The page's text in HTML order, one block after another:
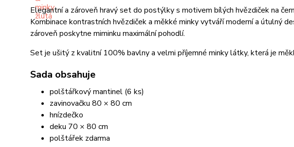
Elegantní a zároveň hravý set do postýlky s motivem bílých hvězdiček na
Kombinace kontrastních hvězdiček a měkké minky vytváří moderní a útulný
zároveň poskytne miminku maximální pohodlí.
Set je ušitý z kvalitní 100% bavlny a velmi příjemné minky látky, která je
Sada obsahuje
polštářkový mantinel (6 ks)
zavinovačku 80 × 80 cm
hnízdečko
deku 70 × 80 cm
polštářek zdarma